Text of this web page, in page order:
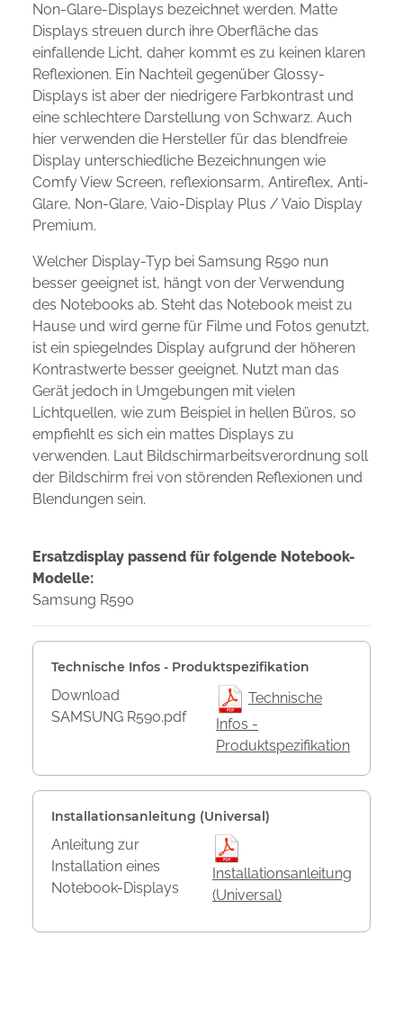
Non-Glare-Displays bezeichnet werden. Matte
Displays streuen durch ihre Oberfläche das
einfallende Licht, daher kommt es zu keinen klaren
Reflexionen. Ein Nachteil gegenüber Glossy-
Displays ist aber der niedrigere Farbkontrast und
eine schlechtere Darstellung von Schwarz. Auch
hier verwenden die Hersteller für das blendfreie
Display unterschiedliche Bezeichnungen wie
Comfy View Screen, reflexionsarm, Antireflex, Anti-
Glare, Non-Glare, Vaio-Display Plus / Vaio Display
Premium.
Welcher Display-Typ bei Samsung R590 nun
besser geeignet ist, hängt von der Verwendung
des Notebooks ab. Steht das Notebook meist zu
Hause und wird gerne für Filme und Fotos genutzt,
ist ein spiegelndes Display aufgrund der höheren
Kontrastwerte besser geeignet. Nutzt man das
Gerät jedoch in Umgebungen mit vielen
Lichtquellen, wie zum Beispiel in hellen Büros, so
empfiehlt es sich ein mattes Displays zu
verwenden. Laut Bildschirmarbeitsverordnung soll
der Bildschirm frei von störenden Reflexionen und
Blendungen sein.
Ersatzdisplay passend für folgende Notebook-
Modelle:
Samsung R590
Technische Infos - Produktspezifikation
Download
SAMSUNG R590.pdf
Technische
Infos -
Produktspezifikation
Installationsanleitung (Universal)
Anleitung zur
Installation eines
Notebook-Displays
Installationsanleitung
(Universal)